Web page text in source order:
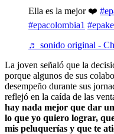
Ella es la mejor ❤️
#epacolombia1
♬ sonido original -
La joven señaló que la
porque algunos de sus
desempeño durante sus
reflejó en la caída de las
hay nada mejor que dar
lo que yo quiero lograr,
mis peluquerías y que te